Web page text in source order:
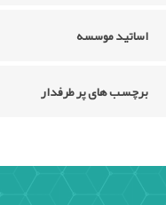
اساتید موسسه
برچسب های پر طرفدار